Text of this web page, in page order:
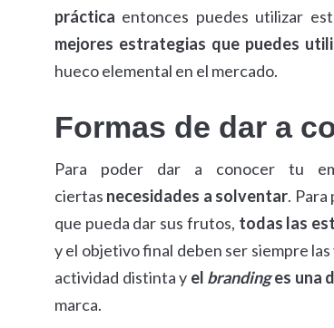
práctica entonces puedes utilizar
mejores estrategias que puedes
hueco elemental en el mercado.
Formas de dar a
Para poder dar a conocer tu
ciertas necesidades a solventar.
que pueda dar sus frutos, todas las
y el objetivo final deben ser siempre
actividad distinta y el brandinges una
marca.